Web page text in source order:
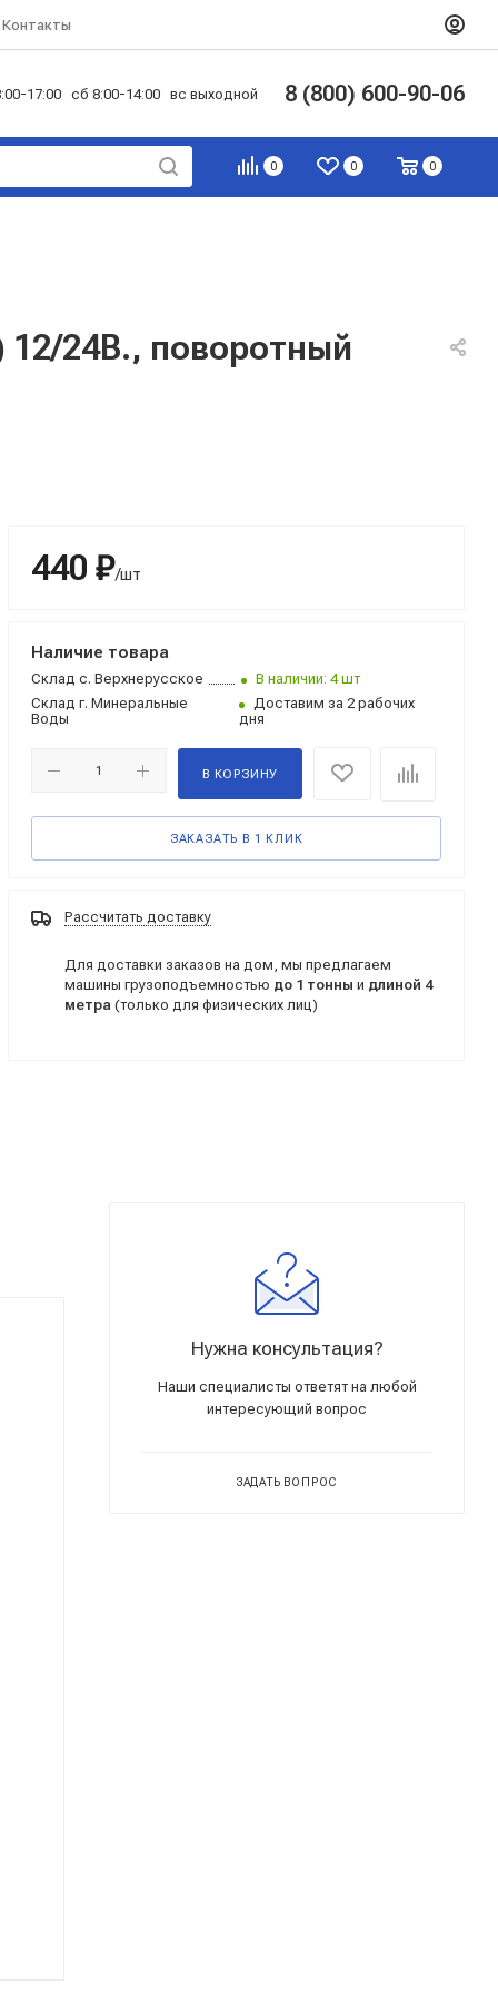
Контакты
17:00 сб 8:00-14:00 вс выходной 8 (800) 600-90-06
0 0 0
12/24В., поворотный
440 ₽/шт
Наличие товара
Склад с. Верхнерусское
В наличии: 4 шт
Склад г. Минеральные
Воды
Доставим за 2 рабочих
дня
В КОРЗИНУ
ЗАКАЗАТЬ В 1 КЛИК
Рассчитать доставку
Для доставки заказов на дом, мы предлагаем
машины грузоподъемностью до 1 тонны и длиной 4
метра (только для физических лиц)
Нужна консультация?
Наши специалисты ответят на любой
интересующий вопрос
ЗАДАТЬ ВОПРОС